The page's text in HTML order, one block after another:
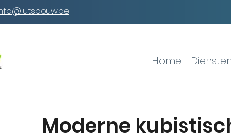
Home Diensten
Moderne